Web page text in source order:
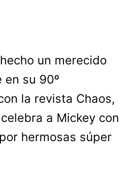
un merecido
en su 90º
la revista Chaos,
a Mickey con
hermosas súper